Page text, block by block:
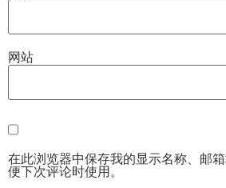
网站
在此浏览器中保存我的显示名称、邮
便下次评论时使用。